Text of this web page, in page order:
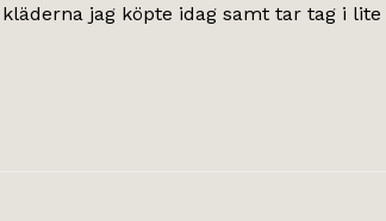
jag köpte idag samt tar tag i